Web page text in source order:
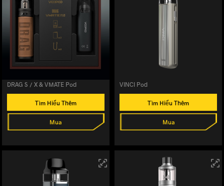
DRAG S / X & VMATE Pod
Tìm Hiểu Thêm
Mua
VINCI Pod
Tìm Hiểu Thêm
Mua